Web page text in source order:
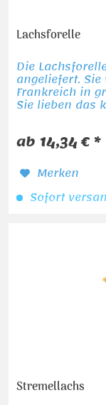
Lachsforelle
Die
angeliefert.
Frankreich in
Sie lieben das
ab 14,34 € *
Merken
Sofort
Stremellachs